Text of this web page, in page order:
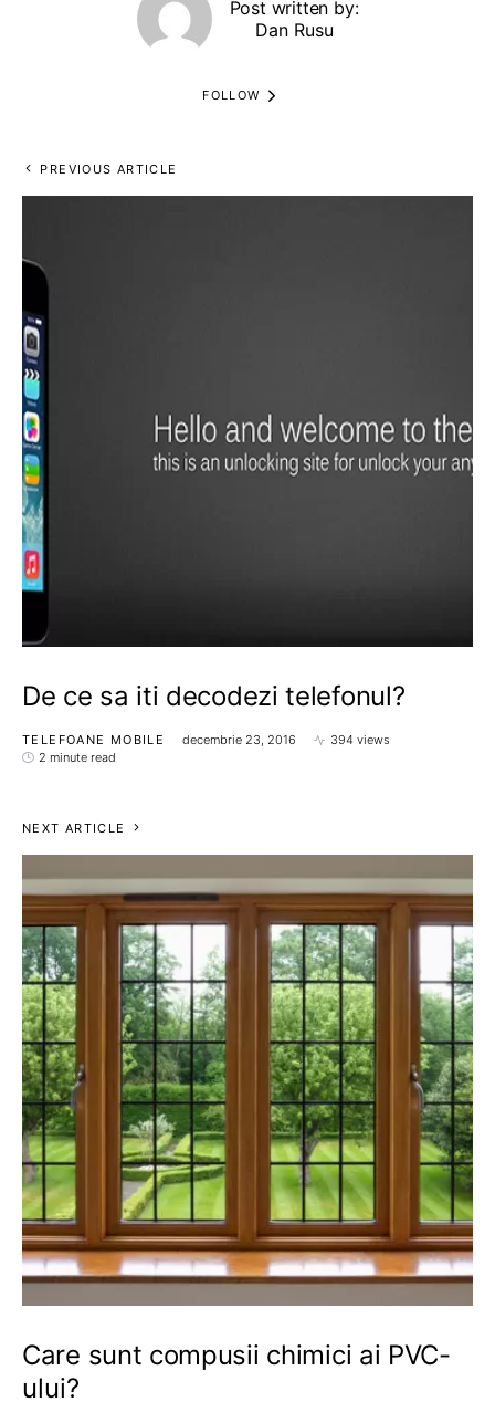
Post written by:
Dan Rusu
FOLLOW
PREVIOUS ARTICLE
De ce sa iti decodezi telefonul?
TELEFOANE MOBILE decembrie 23, 2016
394 views
2 minute read
NEXT ARTICLE
Care sunt compusii chimici ai PVC-
ului?